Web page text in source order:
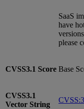
SaaS
have
please
CVSS3.1 Score Base
CVSS3.1
Vector String